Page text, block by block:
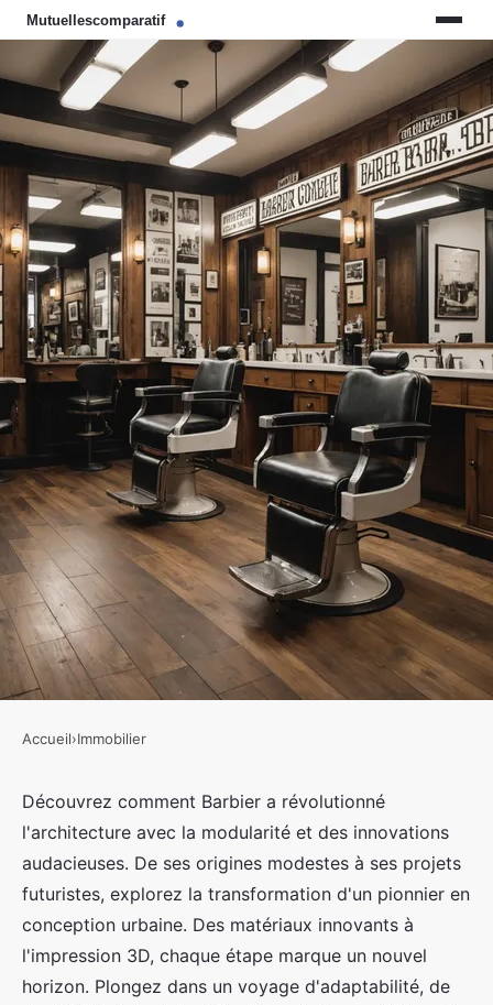
L'évolution architecturale de
barbier: modularité et
innovation
Ayoub•29 septembre 2024 •3 min de lecture
Accueil›Immobilier
Découvrez comment Barbier a révolutionné
l'architecture avec la modularité et des innovations
audacieuses. De ses origines modestes à ses projets
futuristes, explorez la transformation d'un pionnier en
conception urbaine. Des matériaux innovants à
l'impression 3D, chaque étape marque un nouvel
horizon. Plongez dans un voyage d'adaptabilité, de